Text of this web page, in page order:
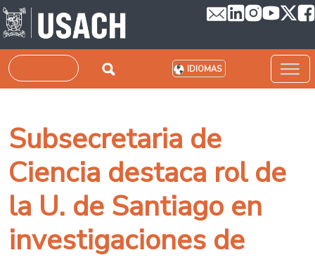
Pasar al contenido principal
Buscar IDIOMAS
Subsecretaria de
Ciencia destaca rol de
la U. de Santiago en
investigaciones de